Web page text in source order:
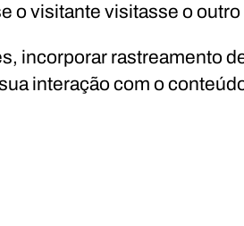
o visitante visitasse o outro
incorporar rastreamento
interação com o